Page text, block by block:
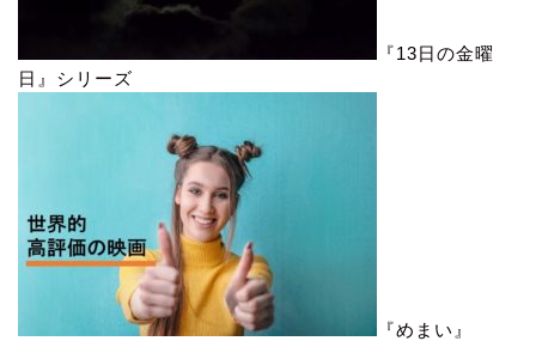
『13日の金曜
日』シリーズ
『めまい』